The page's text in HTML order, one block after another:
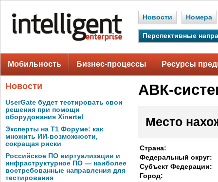
Новости Номера
Перспективные
Мобильность Бизнес-процессы Ресурсы
Новости
UserGate будет тестировать свои
решения при помощи
оборудования Xinertel
Эксперты на Т1 Форуме: как
множить ИИ-возможности,
сокращая риски
Российское ПО виртуализации и
инфраструктурное ПО — наиболее
востребованные направления для
тестирования
АВК-
Место
Страна:
Федеральный округ:
Субъект Федерации:
Город: